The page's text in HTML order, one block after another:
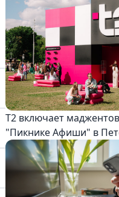
Т2 включает
"Пикнике Афиши" в